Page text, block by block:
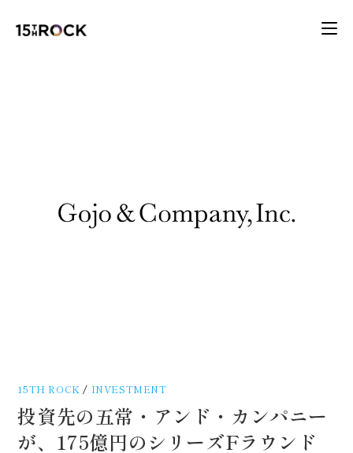
15TH ROCK / INVESTMENT
投資先の五常・アンド・カンパニー
が、175億円のシリーズFラウンド